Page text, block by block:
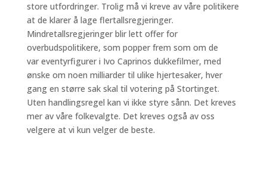
store utfordringer. Trolig må vi kreve av våre politikere
at de klarer å lage flertallsregjeringer.
Mindretallsregjeringer blir lett offer for
overbudspolitikere, som popper frem som om de
var eventyrfigurer i Ivo Caprinos dukkefilmer, med
ønske om noen milliarder til ulike hjertesaker, hver
gang en større sak skal til votering på Stortinget.
Uten handlingsregel kan vi ikke styre sånn. Det kreves
mer av våre folkevalgte. Det kreves også av oss
velgere at vi kun velger de beste.